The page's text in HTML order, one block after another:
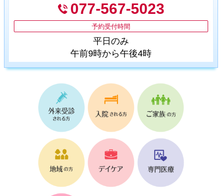
077-567-5023
予約受付時間
平日のみ
午前9時から午後4時